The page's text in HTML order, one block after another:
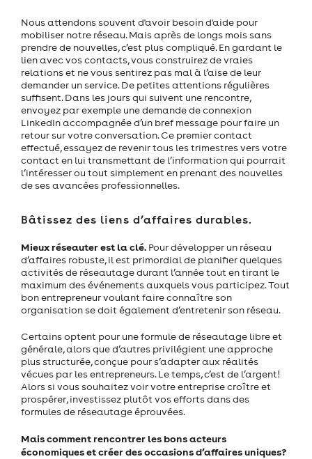
Nous attendons souvent d'avoir besoin d'aide pour
mobiliser notre réseau. Mais après de longs mois sans
prendre de nouvelles, c’est plus compliqué. En gardant le
lien avec vos contacts, vous construirez de vraies
relations et ne vous sentirez pas mal à l’aise de leur
demander un service. De petites attentions régulières
suffisent. Dans les jours qui suivent une rencontre,
envoyez par exemple une demande de connexion
LinkedIn accompagnée d’un bref message pour faire un
retour sur votre conversation. Ce premier contact
effectué, essayez de revenir tous les trimestres vers votre
contact en lui transmettant de l’information qui pourrait
l’intéresser ou tout simplement en prenant des nouvelles
de ses avancées professionnelles.
Bâtissez des liens d’affaires durables.
Mieux réseauter est la clé. Pour développer un réseau
d’affaires robuste, il est primordial de planifier quelques
activités de réseautage durant l’année tout en tirant le
maximum des événements auxquels vous participez. Tout
bon entrepreneur voulant faire connaître son
organisation se doit également d’entretenir son réseau.
Certains optent pour une formule de réseautage libre et
générale, alors que d’autres privilégient une approche
plus structurée, conçue pour s’adapter aux réalités
vécues par les entrepreneurs. Le temps, c’est de l’argent!
Alors si vous souhaitez voir votre entreprise croître et
prospérer, investissez plutôt vos efforts dans des
formules de réseautage éprouvées.
Mais comment rencontrer les bons acteurs
économiques et créer des occasions d’affaires uniques?